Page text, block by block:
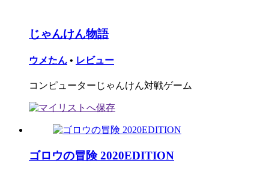
じゃんけん物語
ウメたん • レビュー
コンピューターじゃんけん対戦ゲーム
ゴロウの冒険 2020EDITION